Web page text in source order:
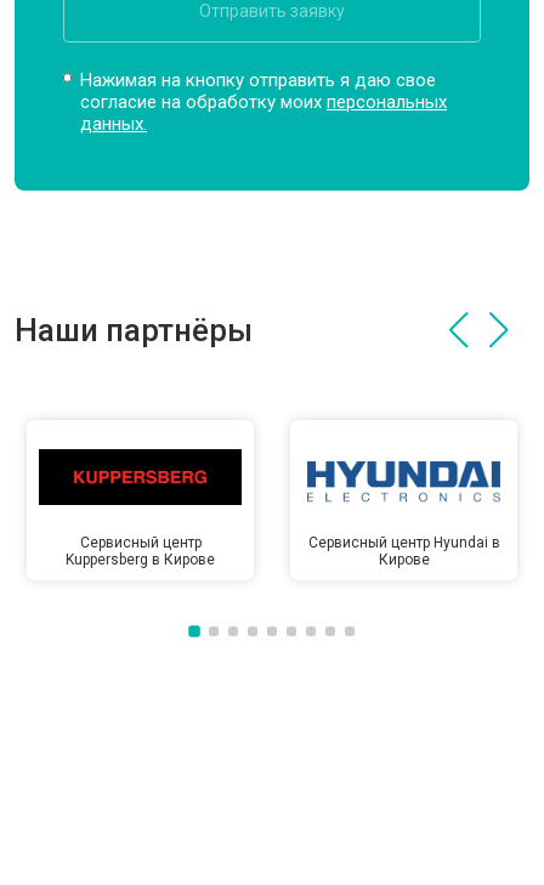
Отправить заявку
Нажимая на кнопку отправить я даю свое
согласие на обработку моихперсональных
данных.
Наши партнёры
Сервисный центр
Kuppersberg в Кирове
Сервисный центр Hyundai в
Кирове